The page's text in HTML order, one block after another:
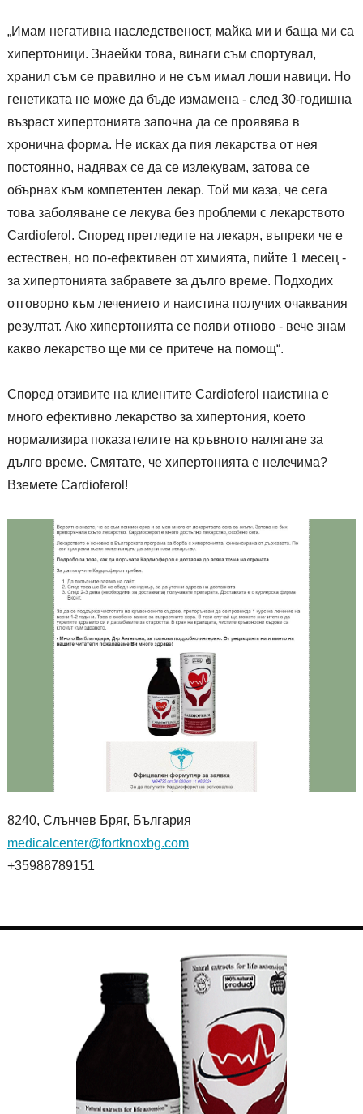
„Имам негативна наследственост, майка ми и баща ми са
хипертоници. Знаейки това, винаги съм спортувал,
хранил съм се правилно и не съм имал лоши навици. Но
генетиката не може да бъде измамена - след 30-годишна
възраст хипертонията започна да се проявява в
хронична форма. Не исках да пия лекарства от нея
постоянно, надявах се да се излекувам, затова се
обърнах към компетентен лекар. Той ми каза, че сега
това заболяване се лекува без проблеми с лекарството
Cardioferol. Според прегледите на лекаря, въпреки че е
естествен, но по-ефективен от химията, пийте 1 месец -
за хипертонията забравете за дълго време. Подходих
отговорно към лечението и наистина получих очаквания
резултат. Ако хипертонията се появи отново - вече знам
какво лекарство ще ми се притече на помощ“.
Според отзивите на клиентите Cardioferol наистина е
много ефективно лекарство за хипертония, което
нормализира показателите на кръвното налягане за
дълго време. Смятате, че хипертонията е нелечима?
Вземете Cardioferol!
8240, Слънчев Бряг, България
medicalcenter@fortknoxbg.com
+35988789151